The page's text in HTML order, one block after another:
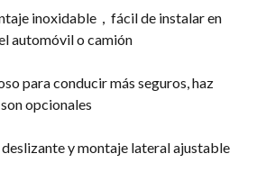
inoxidable，fácil de instalar en
automóvil o camión
para conducir más seguros, haz
opcionales
y montaje lateral ajustable